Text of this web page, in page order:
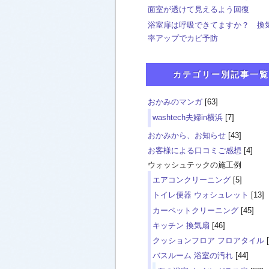
面室が透けて見えるよう回復
浴室扉は呼吸できてますか？ 換
率アップでカビ予防
カテゴリー別記事一覧
おかみのマンガ[63]
washtech夫婦in横浜 [7]
おかみから、お知らせ [43]
お客様による口コミご感想 [4]
ウォッシュテックの施工例
エアコンクリーニング [5]
トイレ便器 ウォシュレット [13]
カーペットクリーニング [45]
キッチン 換気扇 [46]
クッションフロア フロアタイル
バスルーム 浴室の汚れ [44]